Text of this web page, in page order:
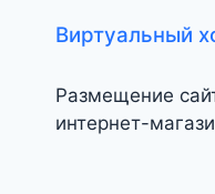
Виртуальный
Размещение
интернет-